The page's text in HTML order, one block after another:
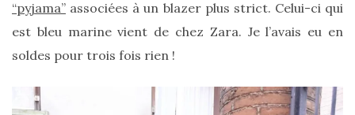
Les
sacs
“pyjama” associées à un blazer plus strict. Celui-ci qui
est bleu marine vient de chez Zara. Je l’avais eu en
soldes pour trois fois rien !